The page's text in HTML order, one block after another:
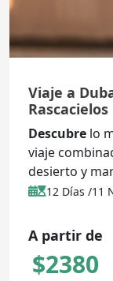
Viaje a
Rascacielos
Descubre lo
viaje
desierto y
12 Días /11
A partir de
$2380